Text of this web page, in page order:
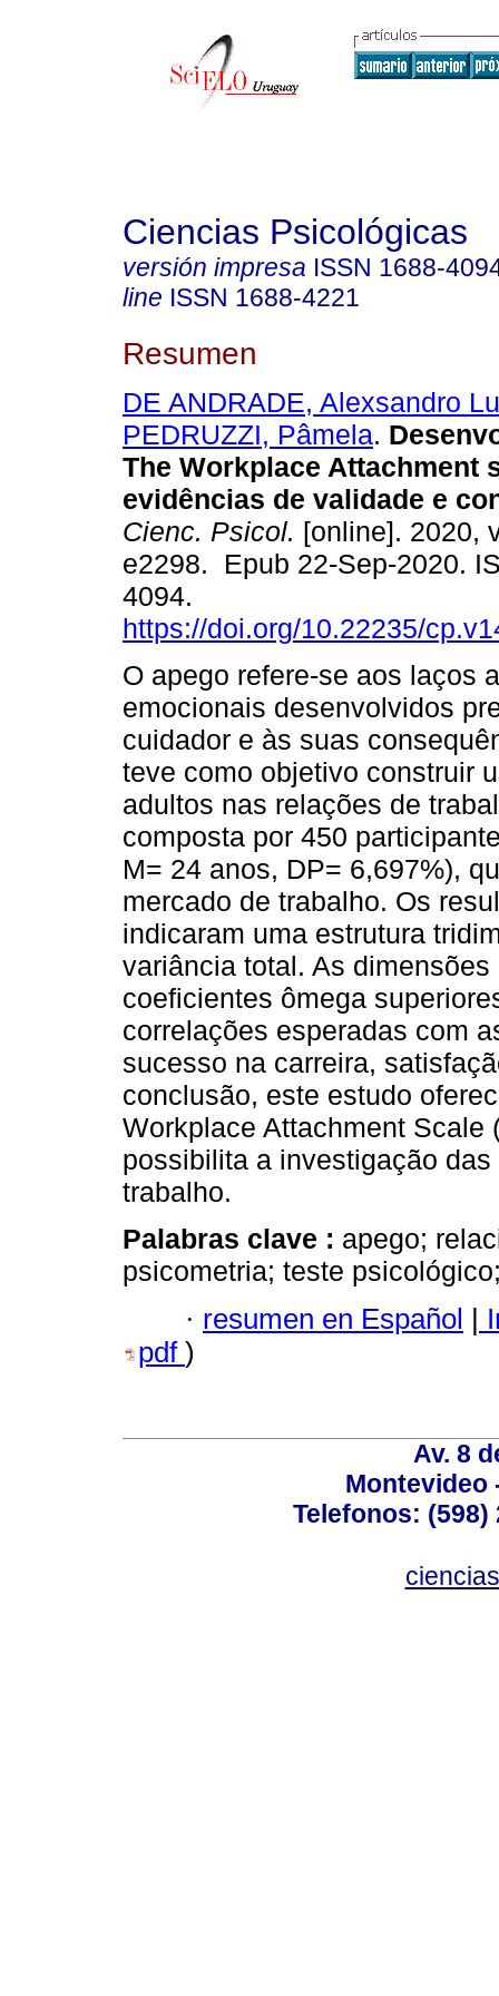
Ciencias Psicológicas
versión impresa ISSN 1688-
line ISSN 1688-4221
Resumen
DE ANDRADE, Alexsandro
PEDRUZZI, Pâmela.
The Workplace Attachment
evidências de validade e
Cienc. Psicol. [online]. 2020,
e2298. Epub 22-Sep-2020.
4094.
https://doi.org/10.22235/
O apego refere-se aos laços
emocionais desenvolvidos
cuidador e às suas
teve como objetivo construir
adultos nas relações de
composta por 450
M= 24 anos, DP= 6,697%),
mercado de trabalho. Os
indicaram uma estrutura
variância total. As
coeficientes ômega
correlações esperadas com
sucesso na carreira,
conclusão, este estudo
Workplace Attachment Scale
possibilita a investigação
trabalho.
Palabras clave : apego;
psicometria; teste
· resumen en Español |
pdf )
Av. 8
Montevideo
Telefonos: (598)